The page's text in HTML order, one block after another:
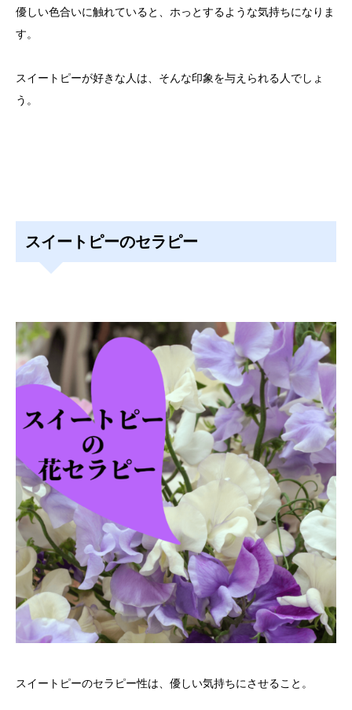
優しい色合いに触れていると、ホっとするような気持ちになりま
す。
スイートピーが好きな人は、そんな印象を与えられる人でしょ
う。
スイートピーのセラピー
スイートピーのセラピー性は、優しい気持ちにさせること。